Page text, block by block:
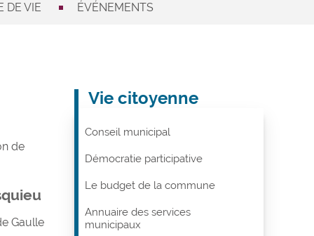
DE VIE ÉVÉNEMENTS
de
Gaulle
Vie citoyenne
Conseil municipal
Démocratie participative
Le budget de la commune
Annuaire des services
municipaux